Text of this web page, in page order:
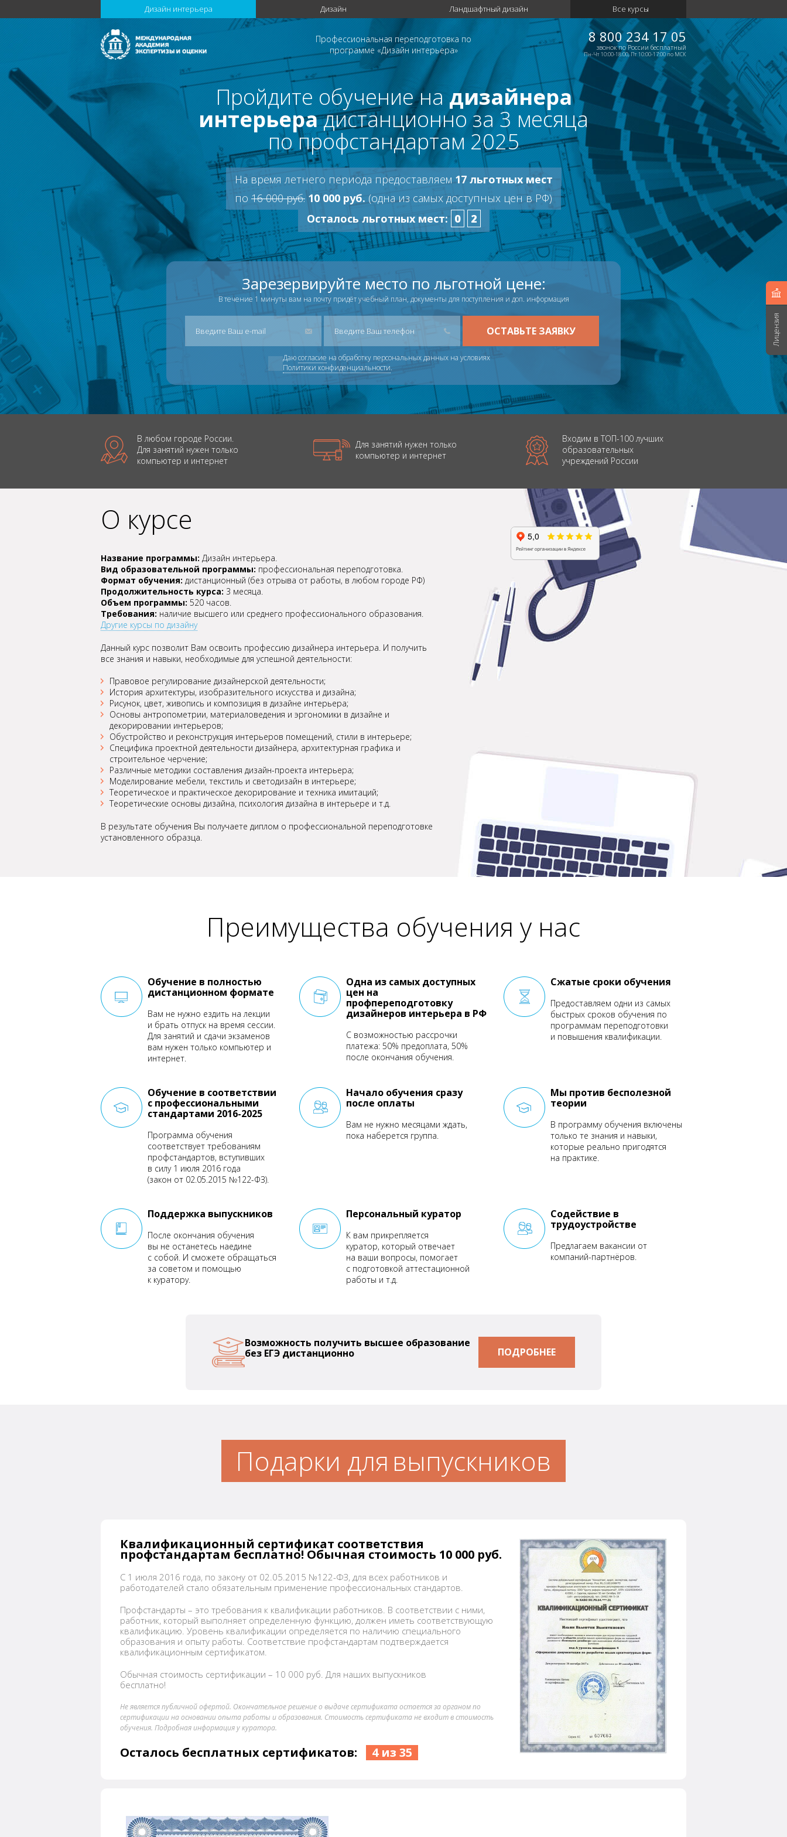
Дизайн интерьера Дизайн Ландшафтный дизайн Все курсы
Профессиональная переподготовка по
программе «Дизайн интерьера»
8 800 234 17 05
звонок по России бесплатный
Пн-Чт 10:00-18:00, Пт 10:00-17:00 по МСК
Лицензия
Пройдите обучение на дизайнера
интерьерадистанционно за 3 месяца
по профстандартам 2025
На время летнего периода предоставляем17 льготных мест
по 16 000 руб. 10 000 руб. (одна из самых доступных цен в РФ)
Осталось льготных мест: 0 2
Зарезервируйте место по льготной цене:
В течение 1 минуты вам на почту придёт учебный план, документы для поступления и доп. информация
Даюсогласие на обработку персональных данных на условиях
Политики конфиденциальности.
В любом городе России.
Для занятий нужен только
компьютер и интернет
Для занятий нужен только
компьютер и интернет
Входим в ТОП-100 лучших
образовательных
учреждений России
О курсе
Название программы: Дизайн интерьера.
Вид образовательной программы: профессиональная переподготовка.
Формат обучения: дистанционный (без отрыва от работы, в любом городе РФ)
Продолжительность курса: 3 месяца.
Объем программы: 520 часов.
Требования: наличие высшего или среднего профессионального образования.
Другие курсы по дизайну
Данный курс позволит Вам освоить профессию дизайнера интерьера. И получить
все знания и навыки, необходимые для успешной деятельности:
Правовое регулирование дизайнерской деятельности;
История архитектуры, изобразительного искусства и дизайна;
Рисунок, цвет, живопись и композиция в дизайне интерьера;
Основы антропометрии, материаловедения и эргономики в дизайне и
декорировании интерьеров;
Обустройство и реконструкция интерьеров помещений, стили в интерьере;
Специфика проектной деятельности дизайнера, архитектурная графика и
строительное черчение;
Различные методики составления дизайн-проекта интерьера;
Моделирование мебели, текстиль и светодизайн в интерьере;
Теоретическое и практическое декорирование и техника имитаций;
Теоретические основы дизайна, психология дизайна в интерьере и т.д.
В результате обучения Вы получаете диплом о профессиональной переподготовке
установленного образца.
Преимущества обучения у нас
Обучение в полностью
дистанционном формате
Вам не нужно ездить на лекции
и брать отпуск на время сессии.
Для занятий и сдачи экзаменов
вам нужен только компьютер и
интернет.
Одна из самых доступных
цен на
профпереподготовку
дизайнеров интерьера в РФ
С возможностью рассрочки
платежа: 50% предоплата, 50%
после окончания обучения.
Сжатые сроки обучения
Предоставляем одни из самых
быстрых сроков обучения по
программам переподготовки
и повышения квалификации.
Обучение в соответствии
с профессиональными
стандартами 2016-2025
Программа обучения
соответствует требованиям
профстандартов, вступивших
в силу 1 июля 2016 года
(закон от 02.05.2015 №122-ФЗ).
Начало обучения сразу
после оплаты
Вам не нужно месяцами ждать,
пока наберется группа.
Мы против бесполезной
теории
В программу обучения включены
только те знания и навыки,
которые реально пригодятся
на практике.
Поддержка выпускников
После окончания обучения
вы не останетесь наедине
с собой. И сможете обращаться
за советом и помощью
к куратору.
Персональный куратор
К вам прикрепляется
куратор, который отвечает
на ваши вопросы, помогает
с подготовкой аттестационной
работы и т.д.
Содействие в
трудоустройстве
Предлагаем вакансии от
компаний-партнёров.
Возможность получить высшее образование
без ЕГЭ дистанционно
ПОДРОБНЕЕ
Подарки для выпускников
Квалификационный сертификат соответствия
профстандартам бесплатно! Обычная стоимость 10 000 руб.
С 1 июля 2016 года, по закону от 02.05.2015 №122-ФЗ, для всех работников и
работодателей стало обязательным применение профессиональных стандартов.
Профстандарты – это требования к квалификации работников. В соответствии с ними,
работник, который выполняет определенную функцию, должен иметь соответствующую
квалификацию. Уровень квалификации определяется по наличию специального
образования и опыту работы. Соответствие профстандартам подтверждается
квалификационным сертификатом.
Обычная стоимость сертификации – 10 000 руб. Для наших выпускников
бесплатно!
Не является публичной офертой. Окончательное решение о выдаче сертификата остается за органом по
сертификации на основании опыта работы и образования. Стоимость сертификата не входит в стоимость
обучения. Подробная информация у куратора.
Осталось бесплатных сертификатов: 4 из 35